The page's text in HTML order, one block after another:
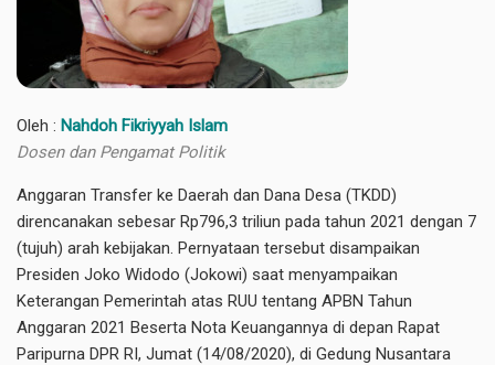
Oleh : Nahdoh Fikriyyah Islam
Dosen dan Pengamat Politik
Anggaran Transfer ke Daerah dan Dana Desa (TKDD)
direncanakan sebesar Rp796,3 triliun pada tahun 2021 dengan 7
(tujuh) arah kebijakan. Pernyataan tersebut disampaikan
Presiden Joko Widodo (Jokowi) saat menyampaikan
Keterangan Pemerintah atas RUU tentang APBN Tahun
Anggaran 2021 Beserta Nota Keuangannya di depan Rapat
Paripurna DPR RI, Jumat (14/08/2020), di Gedung Nusantara